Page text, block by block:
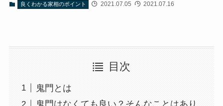
良くわかる家相のポイント 2021.07.05 2021.07.16
目次
鬼門とは